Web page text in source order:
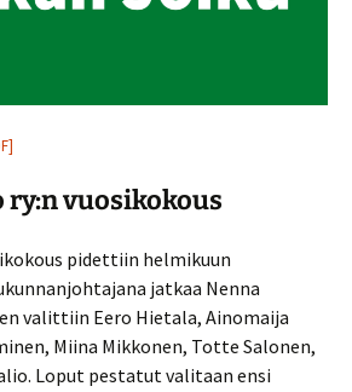
vuosikokous
pidettiin helmikuun
jatkaa Nenna
valittiin Eero Hietala, Ainomaija
Miina Mikkonen, Totte Salonen,
Loput pestatut valitaan ensi